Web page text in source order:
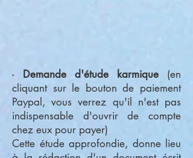
- Demande d'étude karmique (en
cliquant sur le bouton de paiement
Paypal, vous verrez qu'il n'est pas
indispensable d'ouvrir de compte
chez eux pour payer)
Cette étude approfondie, donne lieu